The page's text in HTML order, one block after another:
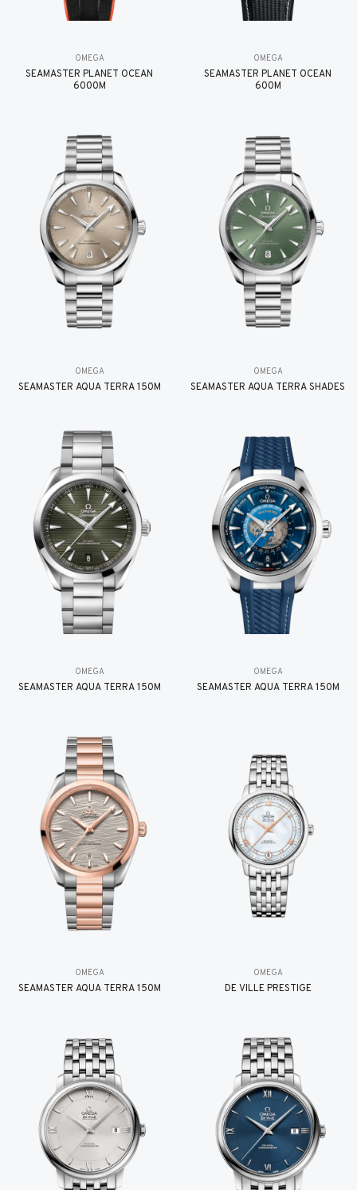
OMEGA
SEAMASTER PLANET OCEAN
6000M
OMEGA
SEAMASTER PLANET OCEAN
600M
OMEGA
SEAMASTER AQUA TERRA 150M
OMEGA
SEAMASTER AQUA TERRA SHADES
OMEGA
SEAMASTER AQUA TERRA 150M
OMEGA
SEAMASTER AQUA TERRA 150M
OMEGA
SEAMASTER AQUA TERRA 150M
OMEGA
DE VILLE PRESTIGE